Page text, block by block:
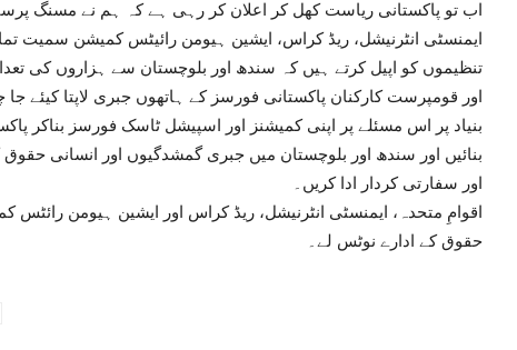
اب تو پاکستانی ریاست کھل کر اعلان کر رہی ہے کہ ہم نے مسنگ
ایمنسٹی انٹرنیشل، ریڈ کراس، ایشین ہیومن رائیٹس کمیشن سمیت
تنظیموں کو اپیل کرتے ہیں کہ سندھ اور بلوچستان سے ہزاروں کی
اور قومپرست کارکنان پاکستانی فورسز کے ہاتھوں جبری لاپتا کیئے
بنیاد پر اس مسئلے پر اپنی کمیشنز اور اسپیشل ٹاسک فورسز بناکر
بنائیں اور سندھ اور بلوچستان میں جبری گمشدگیوں اور انسانی
اور سفارتی کردار ادا کریں۔
اقوامِ متحدہ، ایمنسٹی انٹرنیشل، ریڈ کراس اور ایشین ہیومن
حقوق کے ادارے نوٹس لے۔